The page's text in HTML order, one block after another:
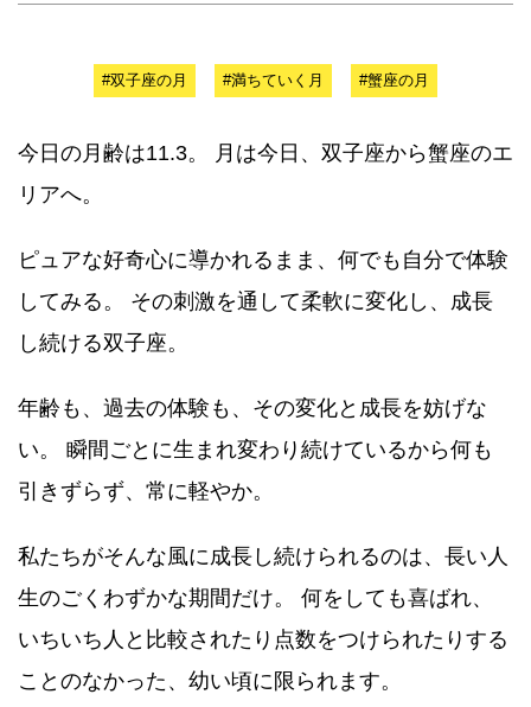
#双子座の月 #満ちていく月 #蟹座の月
今日の月齢は11.3。 月は今日、双子座から蟹座のエ
リアへ。
ピュアな好奇心に導かれるまま、何でも自分で体験
してみる。 その刺激を通して柔軟に変化し、成長
し続ける双子座。
年齢も、過去の体験も、その変化と成長を妨げな
い。 瞬間ごとに生まれ変わり続けているから何も
引きずらず、常に軽やか。
私たちがそんな風に成長し続けられるのは、長い人
生のごくわずかな期間だけ。 何をしても喜ばれ、
いちいち人と比較されたり点数をつけられたりする
ことのなかった、幼い頃に限られます。